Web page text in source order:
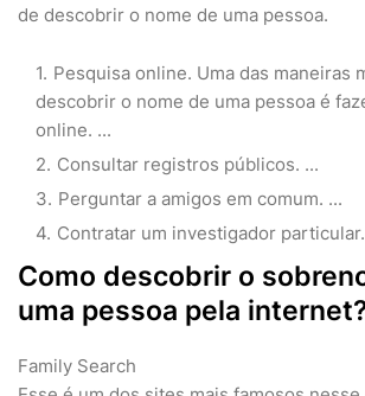
de descobrir o nome de uma pessoa.
Pesquisa online. Uma das maneiras
descobrir o nome de uma pessoa é
online. ...
Consultar registros públicos. ...
Perguntar a amigos em comum. ...
Contratar um investigador particular.
Como descobrir o
uma pessoa pela
Family Search